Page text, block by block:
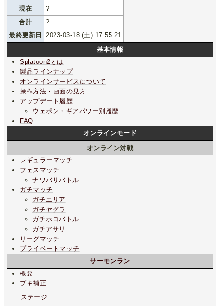
現在
?
合計
?
最終更新日
2023-03-18 (土) 17:55:21
基本情報
Splatoon2とは
製品ラインナップ
オンラインサービスについて
操作方法・画面の見方
アップデート履歴
ウェポン・ギアパワー別履歴
FAQ
オンラインモード
オンライン対戦
レギュラーマッチ
フェスマッチ
ナワバリバトル
ガチマッチ
ガチエリア
ガチヤグラ
ガチホコバトル
ガチアサリ
リーグマッチ
プライベートマッチ
サーモンラン
概要
ブキ補正
ステージ